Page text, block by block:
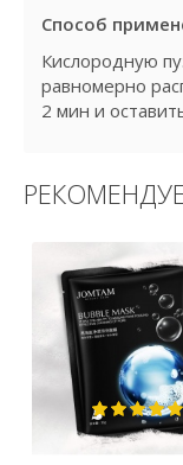
Способ
Кислородную
равномерно
2 мин и